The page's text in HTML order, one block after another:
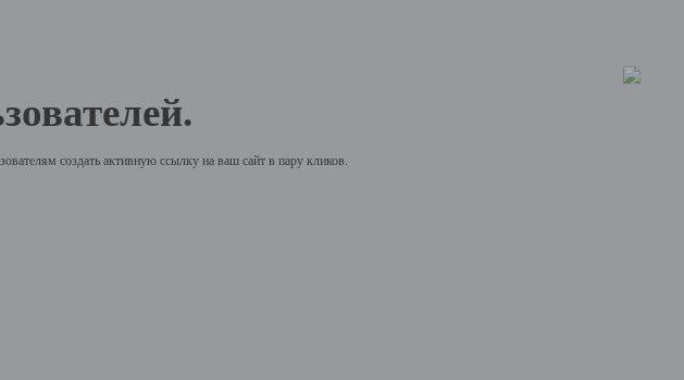
создать активную ссылку на ваш сайт в пару кликов.